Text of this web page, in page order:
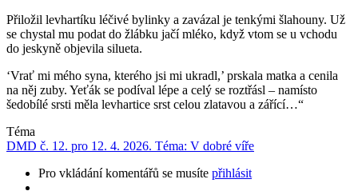
Přiložil levhartíku léčivé bylinky a zavázal je tenkými šlahouny. Už
se chystal mu podat do žlábku jačí mléko, když vtom se u vchodu
do jeskyně objevila silueta.
‘Vrať mi mého syna, kterého jsi mi ukradl,’ prskala matka a cenila
na něj zuby. Yeťák se podíval lépe a celý se roztřásl – namísto
šedobílé srsti měla levhartice srst celou zlatavou a zářící…“
Téma
DMD č. 12. pro 12. 4. 2026. Téma: V dobré víře
Pro vkládání komentářů se musíte přihlásit